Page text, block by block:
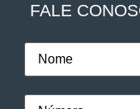
FALE